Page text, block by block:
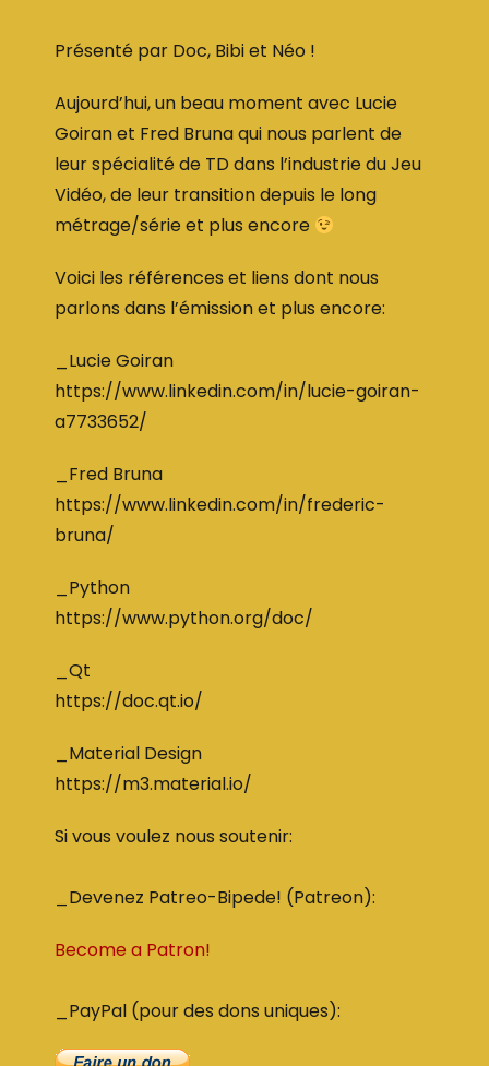
Présenté par Doc, Bibi et Néo !
Aujourd’hui, un beau moment avec Lucie
Goiran et Fred Bruna qui nous parlent de
leur spécialité de TD dans l’industrie du Jeu
Vidéo, de leur transition depuis le long
métrage/série et plus encore
Voici les références et liens dont nous
parlons dans l’émission et plus encore:
_Lucie Goiran
https://www.linkedin.com/in/lucie-goiran-
a7733652/
_Fred Bruna
https://www.linkedin.com/in/frederic-
bruna/
_Python
https://www.python.org/doc/
_Qt
https://doc.qt.io/
_Material Design
https://m3.material.io/
Si vous voulez nous soutenir:
_Devenez Patreo-Bipede! (Patreon):
Become a Patron!
_PayPal (pour des dons uniques):